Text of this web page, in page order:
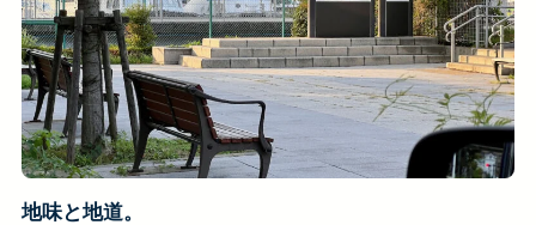
地味と地道。